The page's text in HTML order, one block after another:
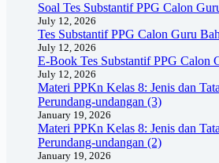
Soal Tes Substantif PPG Calon
July 12, 2026
Tes Substantif PPG Calon Guru
July 12, 2026
E-Book Tes Substantif PPG Calon
July 12, 2026
Materi PPKn Kelas 8: Jenis dan
Perundang-undangan (3)
January 19, 2026
Materi PPKn Kelas 8: Jenis dan
Perundang-undangan (2)
January 19, 2026